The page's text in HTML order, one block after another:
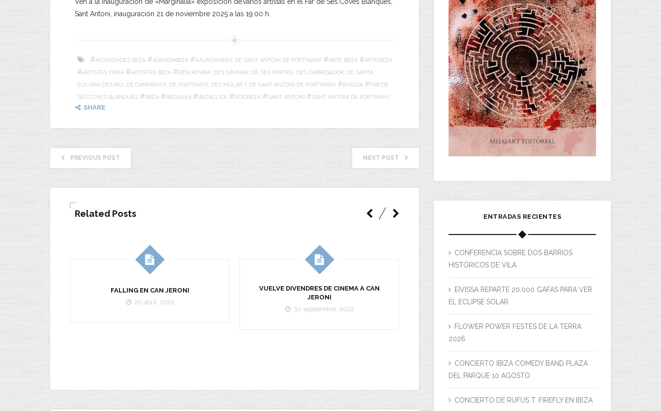
Sant Antoni, inauguración 21 de noviembre 2025 a las 19.00 h.
#ACTIVIDADES IBIZA #AGENDAIBIZA #AJUNTAMENT DE SANT ANTONI DE PORTMANY #ARTE IBIZA #ARTEIBIZA
#ARTISTAS FERIA #ARTISTAS IBIZA #DEN ROVIRA; DES SAVINAR; DE SES PORTES; DES CARREGADOR; DE SANTA
EULÀRIA DES RIU; DE CAMPANITX; DE PORTINATX; DES MOLAR Y DE SANT ANTONI DE PORTMANY #EIVISSA #FAR DE
SES COVES BLANQUES #IBIZA #IBIZA2025 #IBIZACLICK #OCIOIBIZA #SANT ANTONI #SANT ANTONI DE PORTMANY
SHARE
PREVIOUS POST NEXT POST
Related Posts
FALLING EN CAN JERONI
20 abril, 2021
VUELVE DIVENDRES DE CINEMA A CAN
JERONI
30 septiembre, 2022
GRAN GALA DEL FESTIVAL »VINE AL
VILLANGÓMEZ»
ENTRADAS RECIENTES
CONFERENCIA SOBRE DOS BARRIOS
HISTÓRICOS DE VILA
EIVISSA REPARTE 20.000 GAFAS PARA VER
EL ECLIPSE SOLAR
FLOWER POWER FESTES DE LA TERRA
2026
CONCIERTO IBIZA COMEDY BAND PLAZA
DEL PARQUE 10 AGOSTO
CONCIERTO DE RUFUS T. FIREFLY EN IBIZA